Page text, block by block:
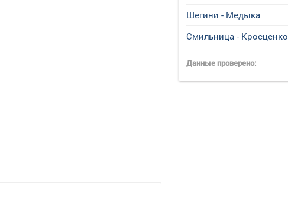
Шегини - Медыка
Смильница - Кросценко
Данные проверено: